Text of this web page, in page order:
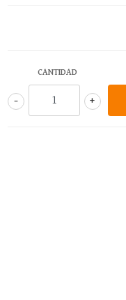
CANTIDAD
+
-